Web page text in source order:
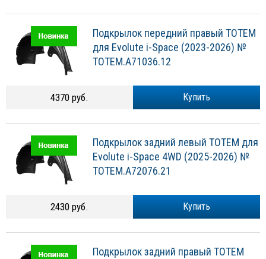
Подкрылок передний правый TOTEM
для Evolute i-Space (2023-2026) №
TOTEM.A71036.12
Купить
4370 руб.
Подкрылок задний левый TOTEM для
Evolute i-Space 4WD (2025-2026) №
TOTEM.A72076.21
Купить
2430 руб.
Подкрылок задний правый TOTEM